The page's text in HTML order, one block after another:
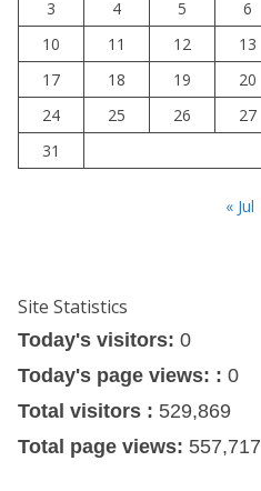
3
4 5 6
10
11 12 13
17
18 19 20
24
25 26 27
31
« Jul
Site Statistics
Today's visitors: 0
Today's page views: : 0
Total visitors : 529,869
Total page views: 557,717